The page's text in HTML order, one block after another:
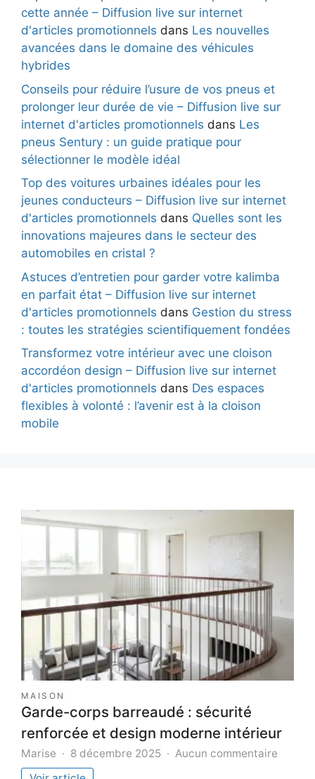
cette année – Diffusion live sur internet
d'articles promotionnels dans Les nouvelles
avancées dans le domaine des véhicules
hybrides
Conseils pour réduire l’usure de vos pneus et
prolonger leur durée de vie – Diffusion live sur
internet d'articles promotionnels dans Les
pneus Sentury : un guide pratique pour
sélectionner le modèle idéal
Top des voitures urbaines idéales pour les
jeunes conducteurs – Diffusion live sur internet
d'articles promotionnels dans Quelles sont les
innovations majeures dans le secteur des
automobiles en cristal ?
Astuces d’entretien pour garder votre kalimba
en parfait état – Diffusion live sur internet
d'articles promotionnels dans Gestion du stress
: toutes les stratégies scientifiquement fondées
Transformez votre intérieur avec une cloison
accordéon design – Diffusion live sur internet
d'articles promotionnels dans Des espaces
flexibles à volonté : l’avenir est à la cloison
mobile
MAISON
Garde-corps barreaudé : sécurité
renforcée et design moderne intérieur
Marise 8 décembre 2025 Aucun commentaire